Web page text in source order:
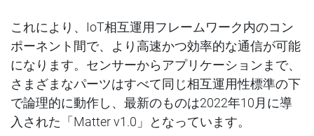
これにより、IoT相互運用フレームワーク内のコン
ポーネント間で、より高速かつ効率的な通信が可能
になります。センサーからアプリケーションまで、
さまざまなパーツはすべて同じ相互運用性標準の下
で論理的に動作し、最新のものは2022年10月に導
入された「Matter v1.0」となっています。